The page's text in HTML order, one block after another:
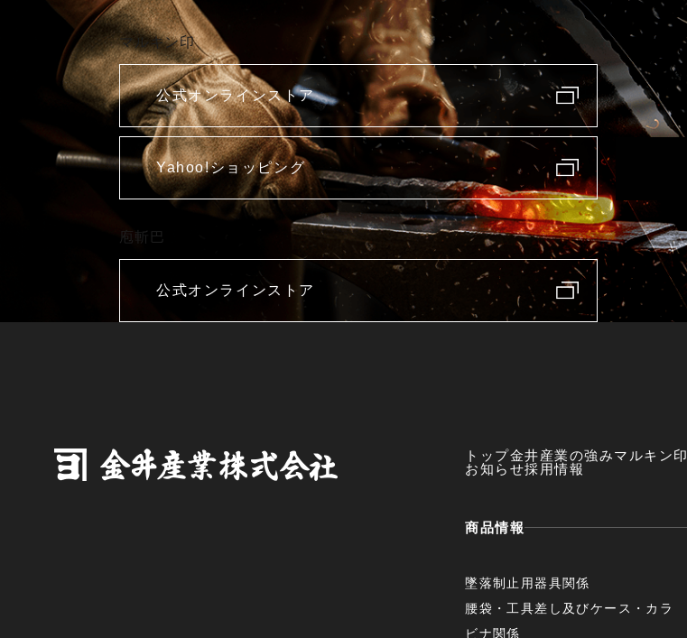
マルキン印
公式オンラインストア
Yahoo!ショッピング
庖斬巴
公式オンラインストア
トップ金井産業の強みマルキン印
お知らせ採用情報
商品情報
墜落制止用器具関係
腰袋・工具差し及びケース・カラ
ビナ関係